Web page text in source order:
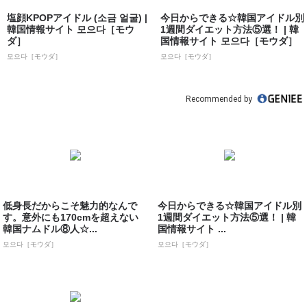
塩顔KPOPアイドル (소금 얼굴) |
韓国情報サイト 모으다［モウ
ダ］
모으다［モウダ］
今日からできる☆韓国アイドル別
1週間ダイエット方法⑤選！ | 韓
国情報サイト 모으다［モウダ］
모으다［モウダ］
Recommended by
低身長だからこそ魅力的なんで
す。意外にも170cmを超えない
韓国ナムドル⑧人☆...
모으다［モウダ］
今日からできる☆韓国アイドル別
1週間ダイエット方法⑤選！ | 韓
国情報サイト ...
모으다［モウダ］